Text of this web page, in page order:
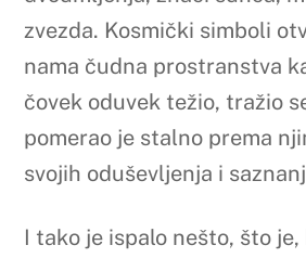
zvezda. Kosmički simboli
nama čudna prostranstva
čovek oduvek težio, tražio
pomerao je stalno prema
svojih oduševljenja i
I tako je ispalo nešto, što